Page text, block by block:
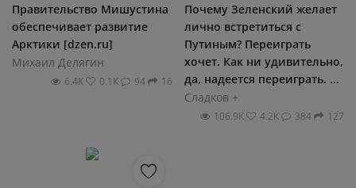
Правительство Мишустина
обеспечивает развитие
Арктики [dzen.ru]
Михаил Делягин
6.4К 0.1К 94 16
Почему Зеленский желает
лично встретиться с
Путиным? Переиграть
хочет. Как ни удивительно,
да, надеется переиграть. ...
Сладков +
106.9К 4.2К 384 127